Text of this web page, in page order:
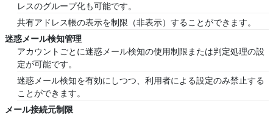
レスのグループ化も可能です。
共有アドレス帳の表示を制限（非表示）することができます。
迷惑メール検知管理
アカウントごとに迷惑メール検知の使用制限または判定処理の設
定が可能です。
迷惑メール検知を有効にしつつ、利用者による設定のみ禁止する
ことができます。
メール接続元制限